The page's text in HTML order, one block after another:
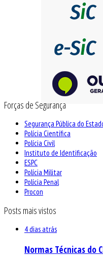
Forças de Segurança
Segurança Pública do
Polícia Científica
Polícia Civil
Instituto de Identificação
ESPC
Polícia Militar
Polícia Penal
Procon
Posts mais vistos
4 dias atrás
Normas Técnicas do